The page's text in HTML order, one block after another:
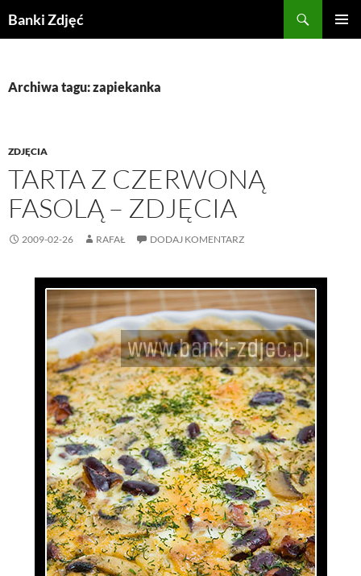
doBanki Zdjęć
Archiwa tagu: zapiekanka
ZDJĘCIA
TARTA Z CZERWONĄ
FASOLĄ – ZDJĘCIA
2009-02-26 RAFAŁ DODAJ KOMENTARZ